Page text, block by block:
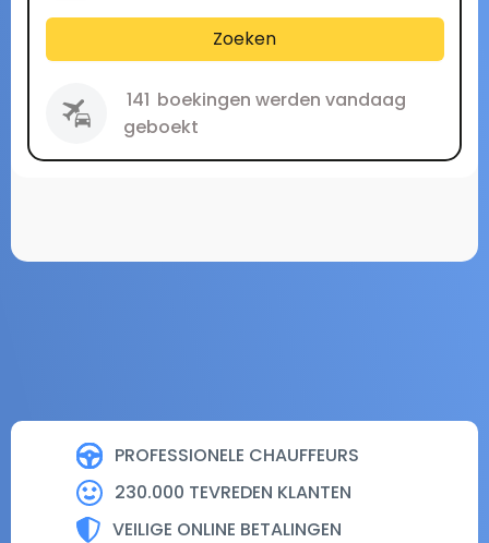
PROFESSIONELE CHAUFFEURS
230.000 TEVREDEN KLANTEN
VEILIGE ONLINE BETALINGEN
Zoeken
141 boekingen werden vandaag
geboekt